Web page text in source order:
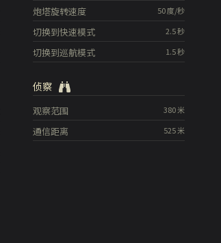
50度/秒
炮塔旋转速度
2.5秒
切换到快速模式
1.5秒
切换到巡航模式
侦察
380米
观察范围
525米
通信距离